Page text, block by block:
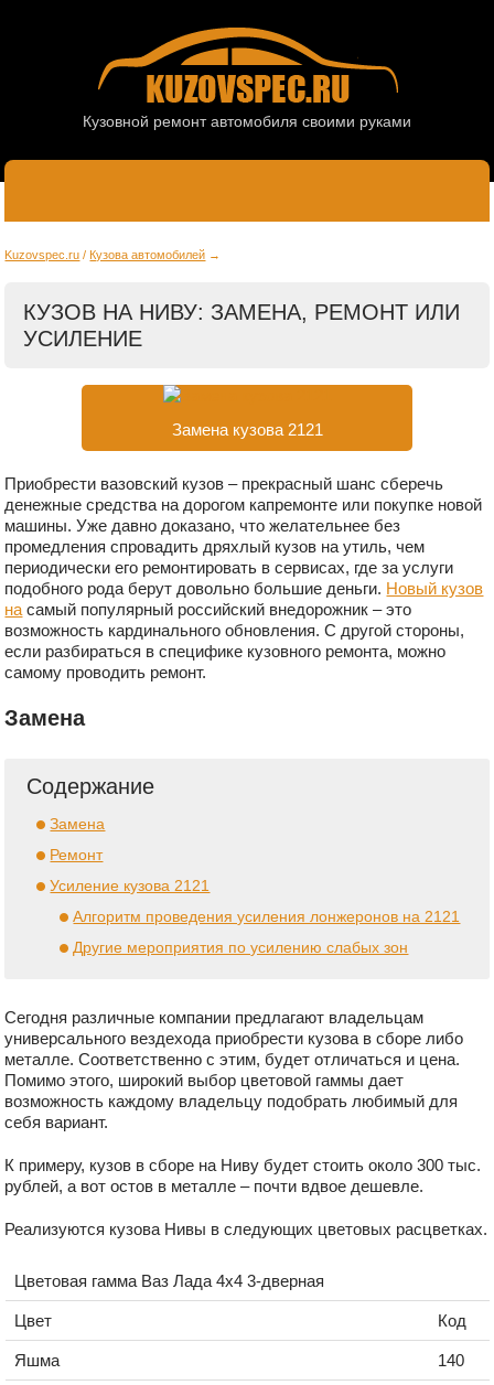
Кузовной ремонт автомобиля своими руками
Kuzovspec.ru Кузова автомобилей
КУЗОВ НА НИВУ: ЗАМЕНА, РЕМОНТ ИЛИ
УСИЛЕНИЕ
Замена кузова 2121
Приобрести вазовский кузов – прекрасный шанс сберечь
денежные средства на дорогом капремонте или покупке новой
машины. Уже давно доказано, что желательнее без
промедления спровадить дряхлый кузов на утиль, чем
периодически его ремонтировать в сервисах, где за услуги
подобного рода берут довольно большие деньги. Новый кузов
на самый популярный российский внедорожник – это
возможность кардинального обновления. С другой стороны,
если разбираться в специфике кузовного ремонта, можно
самому проводить ремонт.
Замена
Содержание
Замена
Ремонт
Усиление кузова 2121
Алгоритм проведения усиления лонжеронов на 2121
Другие мероприятия по усилению слабых зон
Сегодня различные компании предлагают владельцам
универсального вездехода приобрести кузова в сборе либо
металле. Соответственно с этим, будет отличаться и цена.
Помимо этого, широкий выбор цветовой гаммы дает
возможность каждому владельцу подобрать любимый для
себя вариант.
К примеру, кузов в сборе на Ниву будет стоить около 300 тыс.
рублей, а вот остов в металле – почти вдвое дешевле.
Реализуются кузова Нивы в следующих цветовых расцветках.
Цветовая гамма Ваз Лада 4х4 3-дверная
Цвет Код
Яшма 140